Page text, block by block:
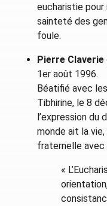
eucharistie
sainteté des
foule.
Pierre Claverie
1er août 1996.
Béatifié avec
Tibhirine, le 8
l’expression du
monde ait la
fraternelle avec
«